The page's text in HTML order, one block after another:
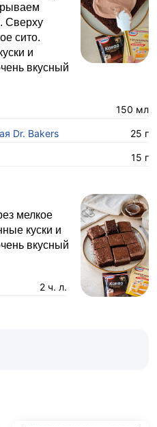
Сверху
сито.
и
вкусный
150 мл
Dr. Bakers 25 г
15 г
мелкое
куски и
вкусный
2 ч. л.